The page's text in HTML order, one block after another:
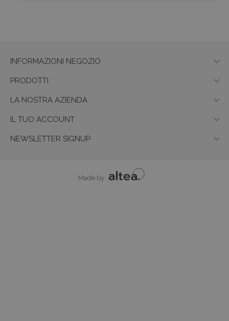
INFORMAZIONI NEGOZIO 
PRODOTTI 
LA NOSTRA AZIENDA 
IL TUO ACCOUNT 
NEWSLETTER SIGNUP 
Made by